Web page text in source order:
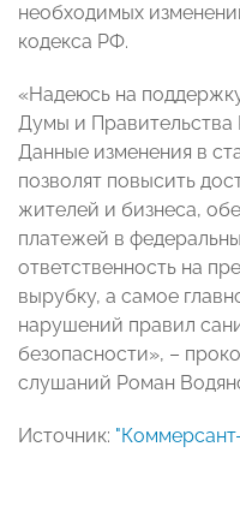
необходимых
кодекса РФ.
«Надеюсь на
Думы и
Данные изменения в
позволят повысить
жителей и бизнеса,
платежей в
ответственность на
вырубку, а самое
нарушений правил
безопасности», –
слушаний Роман
Источник: